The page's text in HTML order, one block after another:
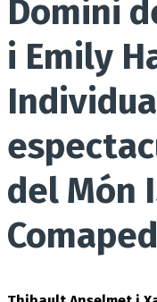
Domini
i Emily
del Món